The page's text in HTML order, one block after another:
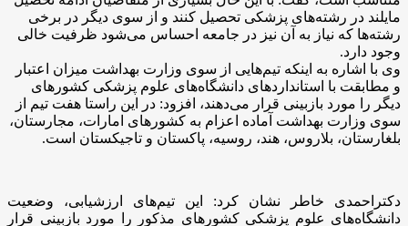
مایلند در رشته‌های پزشکی تحصیل کنند و از سوی دیگر در برخی
رشته‌ها که نیاز به آن نیز در جامعه احساس می‌شود ظرفیت خالی
وجود دارد.
وی با اشاره به اینکه تیم‌هایی از سوی وزارت بهداشت میزان اعتبار
و مطابقت با استانداردهای دانشگاه‌های علوم پزشکی کشورهای
دیگر را مورد بازبینی قرار می‌دهند، افزود: در این راستا هفت تیم از
سوی وزارت بهداشت آماده اعزام به کشورهای امارات، مجارستان،
بلغارستان، بلاروس، هند، روسیه، پاکستان و تاجیکستان است.
دکتراحمدی خاطر نشان کرد: این تیم‌های ارزشیابی، وضعیت
دانشگاه‌های علوم پزشکی کشورهای مذکور را مورد بازبینی قرار